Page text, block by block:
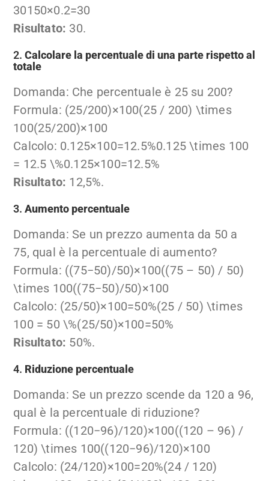
30150×0.2=30
Risultato: 30.
2.Calcolare la percentuale di una parte rispetto al
totale
Domanda: Che percentuale è 25 su 200?
Formula: (25/200)×100(25 / 200) \times
100(25/200)×100
Calcolo: 0.125×100=12.5%0.125 \times 100
= 12.5 \%0.125×100=12.5%
Risultato: 12,5%.
3.Aumento percentuale
Domanda: Se un prezzo aumenta da 50 a
75, qual è la percentuale di aumento?
Formula: ((75−50)/50)×100((75 – 50) / 50)
\times 100((75−50)/50)×100
Calcolo: (25/50)×100=50%(25 / 50) \times
100 = 50 \%(25/50)×100=50%
Risultato: 50%.
4. Riduzione percentuale
Domanda: Se un prezzo scende da 120 a 96,
qual è la percentuale di riduzione?
Formula: ((120−96)/120)×100((120 – 96) /
120) \times 100((120−96)/120)×100
Calcolo: (24/120)×100=20%(24 / 120)